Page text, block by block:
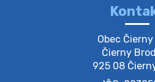
Zber separovaného
Szeparált műanya…
Oznamujeme obyvateľom, že
prebehne zber separovaného
Obec
Čierny
925 08